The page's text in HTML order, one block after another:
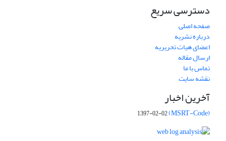
دسترسی سریع
صفحه اصلی
درباره نشریه
اعضای هیات تحریریه
ارسال مقاله
تماس با ما
نقشه سایت
آخرین اخبار
(MSRT-Code)
1397-02-02